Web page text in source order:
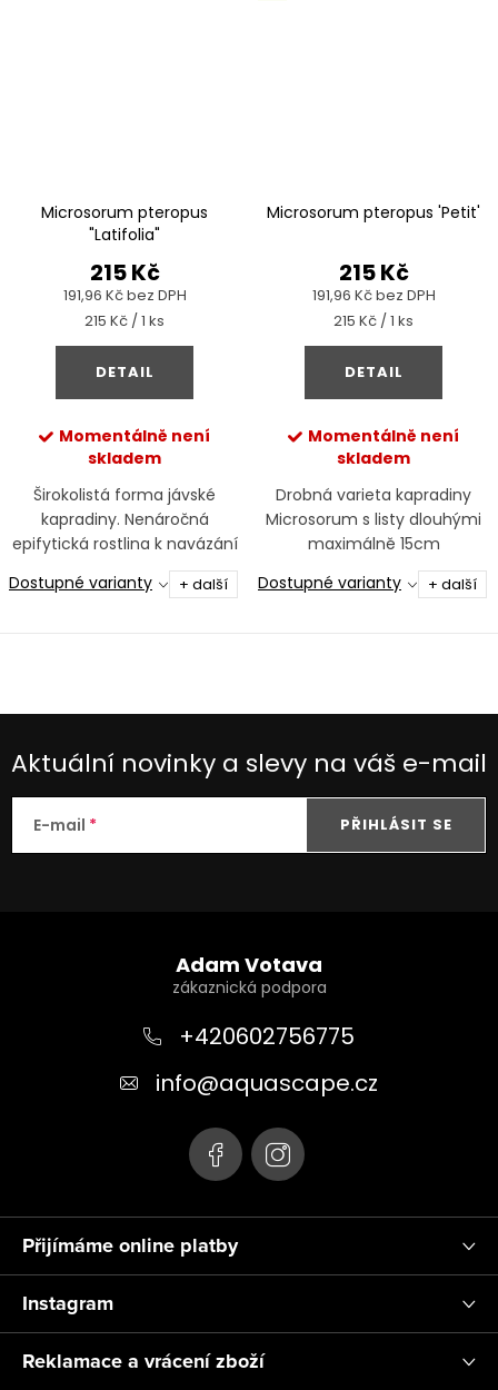
Microsorum pteropus
"Latifolia"
191,96 Kč bez DPH
215 Kč
Měrná
cena:
215 Kč / 1 ks
DETAIL
Momentálně není
skladem
Širokolistá forma jávské
kapradiny. Nenáročná
epifytická rostlina k navázání
na kořeny a kameny, ideální i
do stínu.
Dostupné varianty + další
Microsorum pteropus 'Petit'
191,96 Kč bez DPH
215 Kč
Měrná
cena:
215 Kč / 1 ks
DETAIL
Momentálně není
skladem
Drobná varieta kapradiny
Microsorum s listy dlouhými
maximálně 15cm
Dostupné varianty
+ další
Aktuální novinky a slevy na váš e-mail
E-mail PŘIHLÁSIT SE
Přijímáme online platby
Adam Votava
+420602756775
info@aquascape.cz
Instagram
Reklamace a vrácení zboží